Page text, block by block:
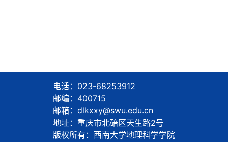
电话：023-68253912
邮编：400715
邮箱：dlkxxy@swu.edu.cn
地址：重庆市北碚区天生路2号
版权所有：西南大学地理科学学院